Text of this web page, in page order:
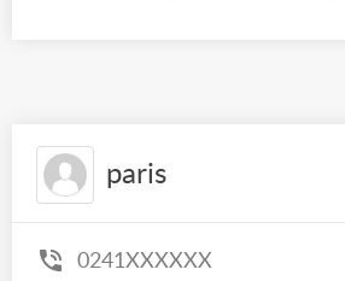
paris
0241XXXXXX